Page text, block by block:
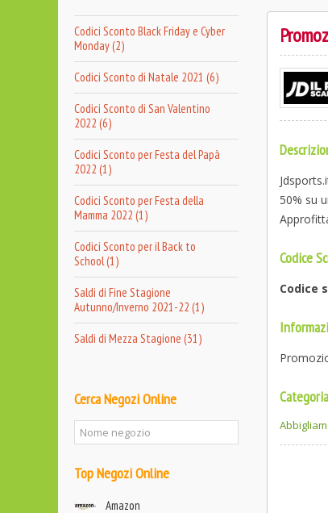
Codici Sconto Black Friday e Cyber
Monday (2)
Codici Sconto di Natale 2021 (6)
Codici Sconto di San Valentino
2022 (6)
Codici Sconto per Festa del Papà
2022 (1)
Codici Sconto per Festa della
Mamma 2022 (1)
Codici Sconto per il Back to
School (1)
Saldi di Fine Stagione
Autunno/Inverno 2021-22 (1)
Saldi di Mezza Stagione (31)
Cerca Negozi Online
Top Negozi Online
Amazon
50% su
Codice
Codice
Categoria